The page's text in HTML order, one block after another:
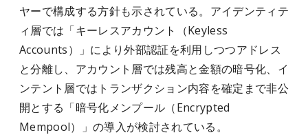
ヤーで構成する方針も示されている。アイデンティテ
ィ層では「キーレスアカウント（Keyless
Accounts）」により外部認証を利用しつつアドレス
と分離し、アカウント層では残高と金額の暗号化、イ
ンテント層ではトランザクション内容を確定まで非公
開とする「暗号化メンプール（Encrypted
Mempool）」の導入が検討されている。